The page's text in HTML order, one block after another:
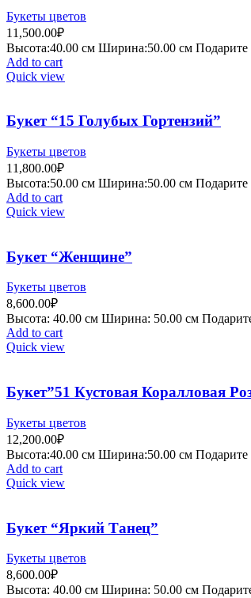
Букеты цветов
11,500.00₽
Высота:40.00 см Ширина:50.00 см Подарите
Add to cart
Quick view
Букет “15 Голубых Гортензий”
Букеты цветов
11,800.00₽
Высота:50.00 см Ширина:50.00 см Подарите
Add to cart
Quick view
Букет “Женщине”
Букеты цветов
8,600.00₽
Высота: 40.00 см Ширина: 50.00 см
Add to cart
Quick view
Букет”51 Кустовая Коралловая
Букеты цветов
12,200.00₽
Высота:40.00 см Ширина:50.00 см Подарите
Add to cart
Quick view
Букет “Яркий Танец”
Букеты цветов
8,600.00₽
Высота: 40.00 см Ширина: 50.00 см